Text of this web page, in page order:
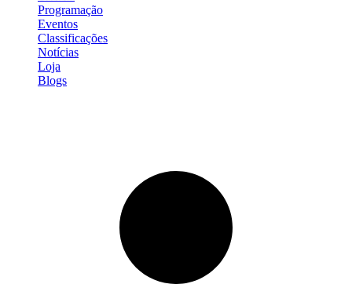
Programação
Eventos
Classificações
Notícias
Loja
Blogs